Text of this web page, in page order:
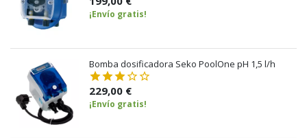
¡Envío gratis!
Bomba dosificadora Seko PoolOne pH 1,5 l/h
229,00 €
¡Envío gratis!